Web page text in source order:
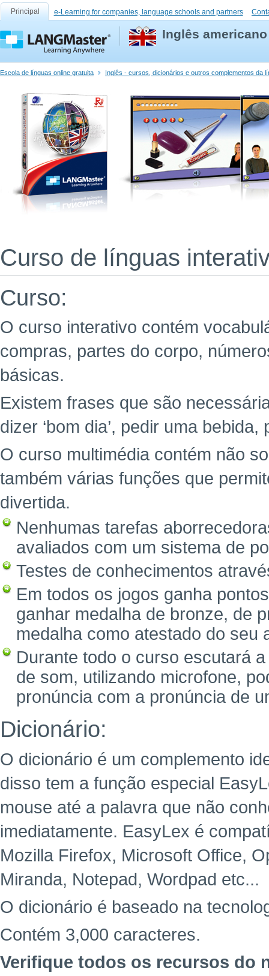
Principal e-Learning for companies, language schools and partners
Inglês
Escola de línguas online gratuita Inglês - cursos, dicionários e outros complementos da
Curso de línguas
Curso:
O curso interativo contém
compras, partes do corpo,
básicas.
Existem frases que são
dizer ‘bom dia’, pedir uma
O curso multimédia contém não
também várias funções que
divertida.
Nenhumas tarefas
avaliados com um sistema de
Testes de conhecimentos
Em todos os jogos ganha
ganhar medalha de bronze, de
medalha como atestado do seu
Durante todo o curso escutará
de som, utilizando microfone,
pronúncia com a pronúncia de
Dicionário:
O dicionário é um complemento
disso tem a função especial
mouse até a palavra que não
imediatamente. EasyLex é
Mozilla Firefox, Microsoft Office,
Miranda, Notepad, Wordpad etc...
O dicionário é baseado na
Contém 3,000 caracteres.
Verifique todos os recursos do